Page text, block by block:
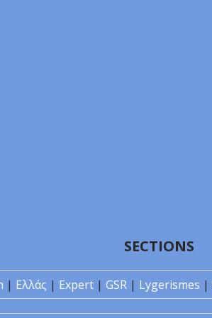
SECTIONS
| Ελλάς | Expert | GSR | Lygerismes |